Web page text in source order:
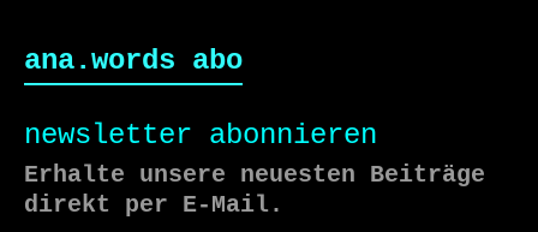
ana.words abo
newsletter abonnieren
Erhalte unsere neuesten Beiträge
direkt per E-Mail.